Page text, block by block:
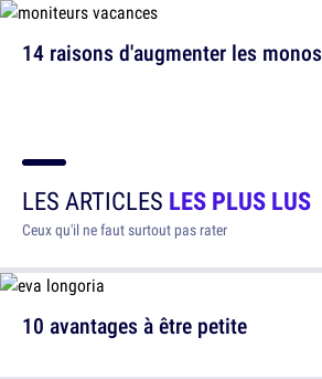
14 raisons d'augmenter les monos
LES ARTICLES LES PLUS LUS
Ceux qu'il ne faut surtout pas rater
10 avantages à être petite